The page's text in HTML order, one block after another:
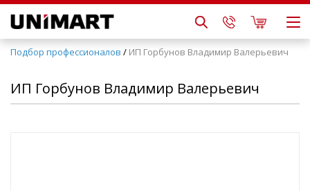
Подбор профессионалов / ИП Горбунов Владимир Валерьевич
ИП Горбунов Владимир Валерьевич